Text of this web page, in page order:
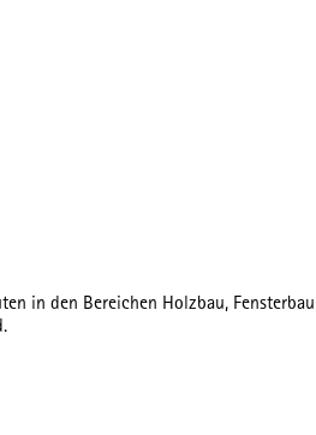
in den Bereichen Holzbau,